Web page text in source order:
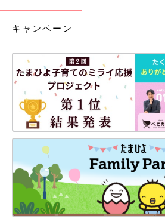
キャンペーン